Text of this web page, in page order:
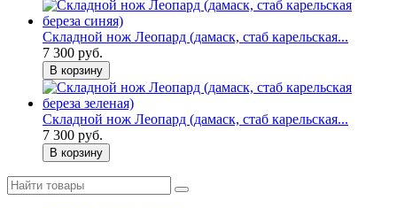
Складной нож Леопард (дамаск, стаб карельская...
7 300 руб.
В корзину
Складной нож Леопард (дамаск, стаб карельская...
7 300 руб.
В корзину